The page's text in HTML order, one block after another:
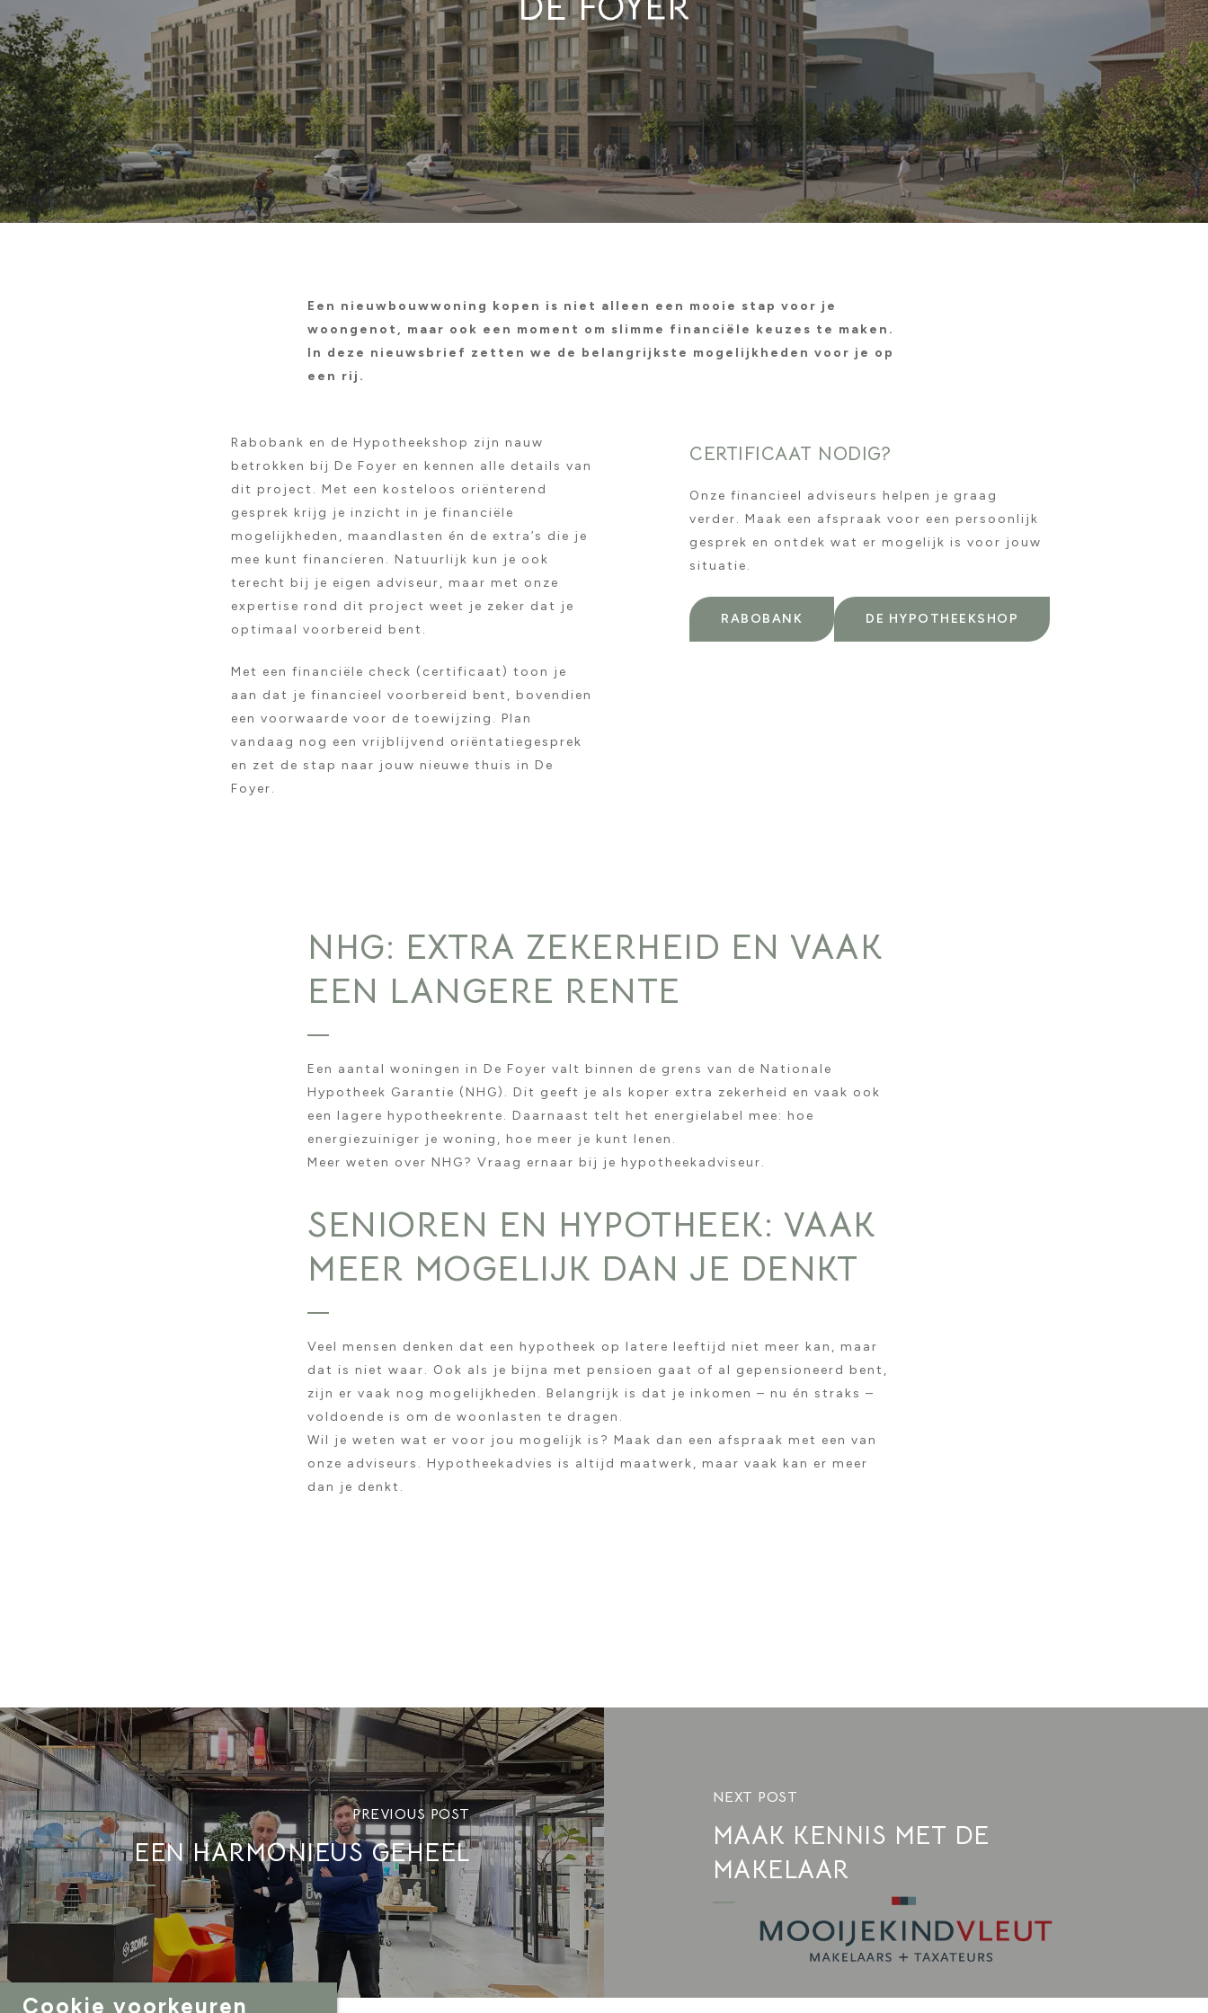
Een nieuwbouwwoning kopen is niet alleen een mooie stap voor je
woongenot, maar ook een moment om slimme financiële keuzes te maken.
In deze nieuwsbrief zetten we de belangrijkste mogelijkheden voor je op
een rij.
Rabobank en de Hypotheekshop zijn nauw
betrokken bij De Foyer en kennen alle details van
dit project. Met een kosteloos oriënterend
gesprek krijg je inzicht in je financiële
mogelijkheden, maandlasten én de extra’s die je
mee kunt financieren. Natuurlijk kun je ook
terecht bij je eigen adviseur, maar met onze
expertise rond dit project weet je zeker dat je
optimaal voorbereid bent.
Met een financiële check (certificaat) toon je
aan dat je financieel voorbereid bent, bovendien
een voorwaarde voor de toewijzing. Plan
vandaag nog een vrijblijvend oriëntatiegesprek
en zet de stap naar jouw nieuwe thuis in De
Foyer.
CERTIFICAAT NODIG?
Onze financieel adviseurs helpen je graag
verder. Maak een afspraak voor een persoonlijk
gesprek en ontdek wat er mogelijk is voor jouw
situatie.
RABOBANK DE HYPOTHEEKSHOP
NHG: EXTRA ZEKERHEID EN VAAK
EEN LANGERE RENTE
Een aantal woningen in De Foyer valt binnen de grens van de Nationale
Hypotheek Garantie (NHG). Dit geeft je als koper extra zekerheid en vaak ook
een lagere hypotheekrente. Daarnaast telt het energielabel mee: hoe
energiezuiniger je woning, hoe meer je kunt lenen.
Meer weten over NHG? Vraag ernaar bij je hypotheekadviseur.
SENIOREN EN HYPOTHEEK: VAAK
MEER MOGELIJK DAN JE DENKT
Veel mensen denken dat een hypotheek op latere leeftijd niet meer kan, maar
dat is niet waar. Ook als je bijna met pensioen gaat of al gepensioneerd bent,
zijn er vaak nog mogelijkheden. Belangrijk is dat je inkomen – nu én straks –
voldoende is om de woonlasten te dragen.
Wil je weten wat er voor jou mogelijk is? Maak dan een afspraak met een van
onze adviseurs. Hypotheekadvies is altijd maatwerk, maar vaak kan er meer
dan je denkt.
PREVIOUS POST
EEN HARMONIEUS GEHEEL
NEXT POST
MAAK KENNIS MET DE
MAKELAAR
Cookie voorkeuren